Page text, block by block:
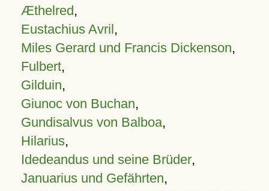
Æthelred,
Eustachius Avril,
Miles Gerard und Francis Dickenson,
Fulbert,
Gilduin,
Giunoc von Buchan,
Gundisalvus von Balboa,
Hilarius,
Idedeandus und seine Brüder,
Januarius und Gefährten,